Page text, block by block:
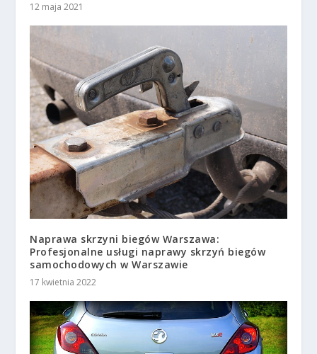
12 maja 2021
Naprawa skrzyni biegów Warszawa:
Profesjonalne usługi naprawy skrzyń biegów
samochodowych w Warszawie
17 kwietnia 2022